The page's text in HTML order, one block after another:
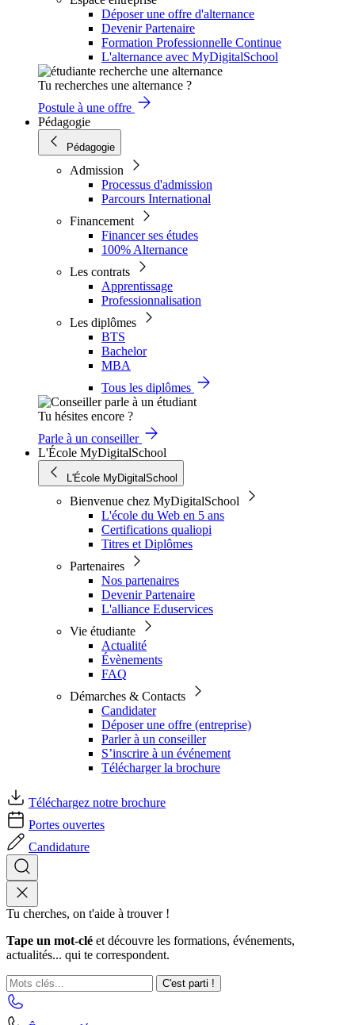
Déposer une offre d'alternance
Devenir Partenaire
Formation Professionnelle Continue
L'alternance avec MyDigitalSchool
Tu recherches une alternance ?
Postule à une offre
Pédagogie
Pédagogie
Admission
Processus d'admission
Parcours International
Financement
Financer ses études
100% Alternance
Les contrats
Apprentissage
Professionnalisation
Les diplômes
BTS
Bachelor
MBA
Tous les diplômes
Tu hésites encore ?
Parle à un conseiller
L'École MyDigitalSchool
L'École MyDigitalSchool
Bienvenue chez MyDigitalSchool
L'école du Web en 5 ans
Certifications qualiopi
Titres et Diplômes
Partenaires
Nos partenaires
Devenir Partenaire
L'alliance Eduservices
Vie étudiante
Actualité
Évènements
FAQ
Démarches & Contacts
Candidater
Déposer une offre (entreprise)
Parler à un conseiller
S’inscrire à un événement
Télécharger la brochure
Téléchargez notre brochure
Portes ouvertes
Candidature
Tu cherches, on t'aide à trouver !
Tape un mot-clé et découvre les formations, événements,
actualités... qui te correspondent.
C'est parti !